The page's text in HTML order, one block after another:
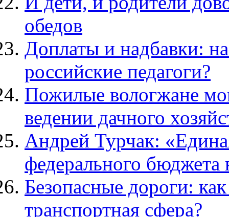
обедов
Доплаты и надбавки:
российские педагоги?
Пожилые вологжане
ведении дачного
Андрей Турчак:
федерального
Безопасные дороги:
транспортная сфера?